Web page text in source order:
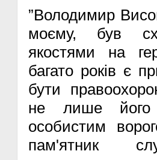
”Володимир
моєму, був
якостями на
багато років є
бути
не лише його
особистим
пам'ятник